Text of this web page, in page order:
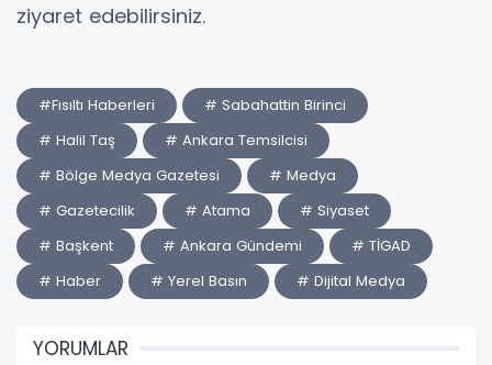
ziyaret edebilirsiniz.
#Fısıltı Haberleri
# Sabahattin Birinci
# Halil Taş
# Ankara Temsilcisi
# Bölge Medya Gazetesi
# Medya
# Gazetecilik
# Atama
# Siyaset
# Başkent
# Ankara Gündemi
# TİGAD
# Haber
# Yerel Basın # Dijital Medya
YORUMLAR